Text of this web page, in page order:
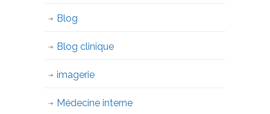
Blog
Blog clinique
imagerie
Médecine interne